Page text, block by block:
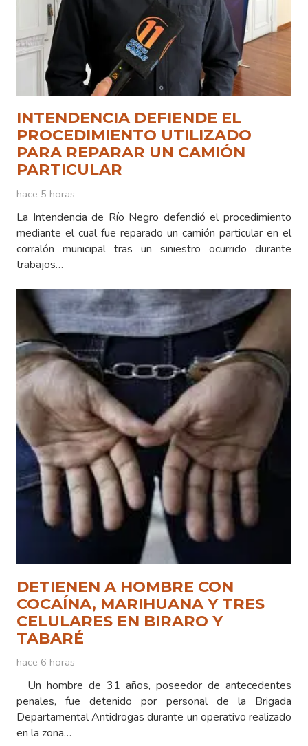
INTENDENCIA DEFIENDE EL
PROCEDIMIENTO UTILIZADO
PARA REPARAR UN CAMIÓN
PARTICULAR
hace 5 horas
La Intendencia de Río Negro defendió el procedimiento
mediante el cual fue reparado un camión particular en el
corralón municipal tras un siniestro ocurrido durante
trabajos…
DETIENEN A HOMBRE CON
COCAÍNA, MARIHUANA Y TRES
CELULARES EN BIRARO Y
TABARÉ
hace 6 horas
Un hombre de 31 años, poseedor de antecedentes
penales, fue detenido por personal de la Brigada
Departamental Antidrogas durante un operativo realizado
en la zona…